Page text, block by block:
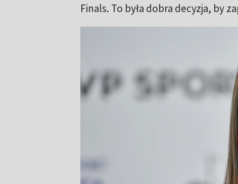
Finals. To była dobra decyzja, by